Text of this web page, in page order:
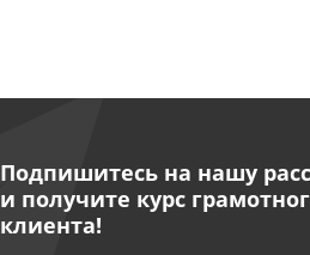
Подпишитесь на нашу
и получите курс
клиента!